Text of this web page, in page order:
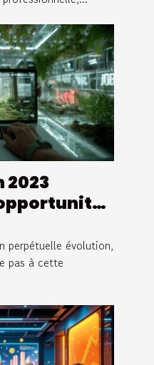
2023
perpétuelle évolution,
pas à cette